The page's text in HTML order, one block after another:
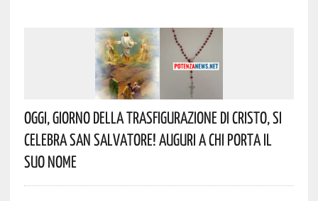
Oggi, Giorno Della Trasfigurazione Di Cristo, Si
Celebra San Salvatore! Auguri A Chi Porta Il
Suo Nome